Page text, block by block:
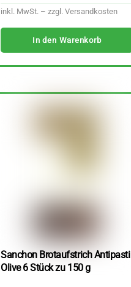
inkl. MwSt. – zzgl.Versandkosten
In den Warenkorb
Sanchon Brotaufstrich Antipasti
Olive 6 Stück zu 150 g